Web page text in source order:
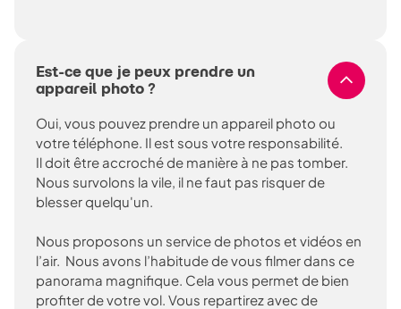
Est-ce que je peux prendre un
appareil photo ?
Oui, vous pouvez prendre un appareil photo ou
votre téléphone. Il est sous votre responsabilité.
Il doit être accroché de manière à ne pas tomber.
Nous survolons la vile, il ne faut pas risquer de
blesser quelqu'un.
Nous proposons un service de photos et vidéos en
l’air. Nous avons l’habitude de vous filmer dans ce
panorama magnifique. Cela vous permet de bien
profiter de votre vol. Vous repartirez avec de